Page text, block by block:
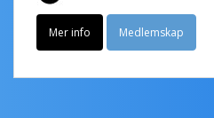
Mer info Medlemskap